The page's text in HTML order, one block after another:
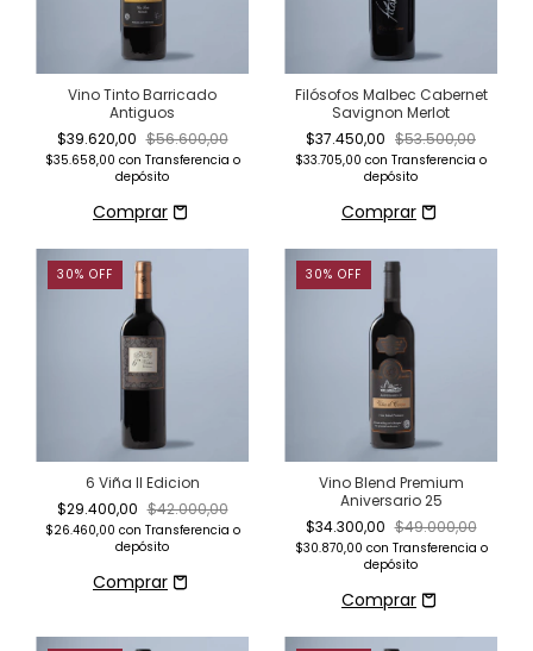
Vino Tinto Barricado
Antiguos
$39.620,00 $56.600,00
$35.658,00 con Transferencia o
depósito
Filósofos Malbec Cabernet
Savignon Merlot
$37.450,00 $53.500,00
$33.705,00 con Transferencia o
depósito
30% OFF
6 Viña II Edicion
$29.400,00 $42.000,00
$26.460,00 con Transferencia o
depósito
30% OFF
Vino Blend Premium
Aniversario 25
$34.300,00 $49.000,00
$30.870,00 con Transferencia o
depósito